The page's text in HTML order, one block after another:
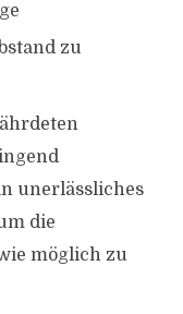
zu
unerlässliches
die
möglich zu